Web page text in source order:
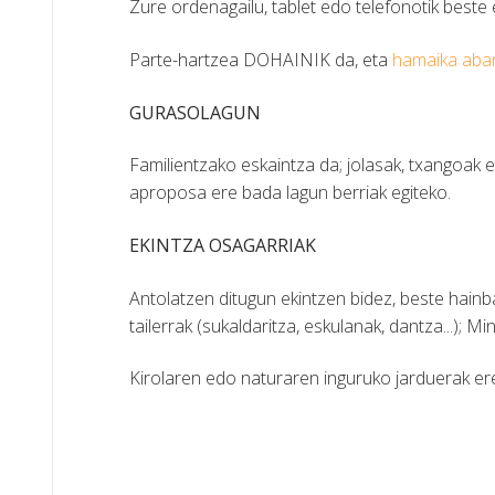
Zure ordenagailu, tablet edo telefonotik beste
Parte-hartzea DOHAINIK da, eta hamaika
GURASOLAGUN
Familientzako eskaintza da; jolasak,
aproposa ere bada lagun berriak egiteko.
EKINTZA OSAGARRIAK
Antolatzen ditugun ekintzen bidez, beste
tailerrak (sukaldaritza, eskulanak, dantza...);
Kirolaren edo naturaren inguruko jarduerak